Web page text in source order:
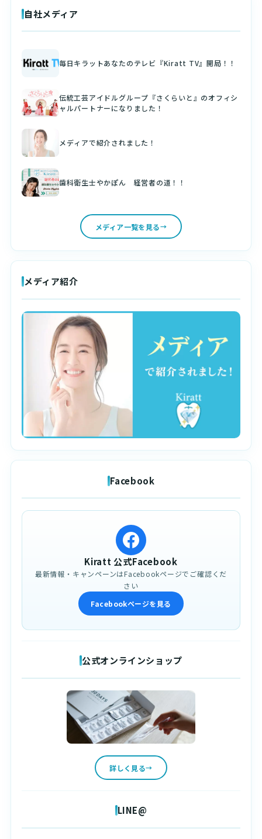
自社メディア
毎日キラットあなたのテレビ『Kiratt TV』開局！！
伝統工芸アイドルグループ『さくらいと』のオフィシ
ャルパートナーになりました！
メディアで紹介されました！
歯科衛生士やかぽん 経営者の道！！
メディア一覧を見る
メディア紹介
Facebook
Kiratt 公式Facebook
最新情報・キャンペーンはFacebookページでご確認くだ
さい
Facebookページを見る
公式オンラインショップ
詳しく見る
LINE@